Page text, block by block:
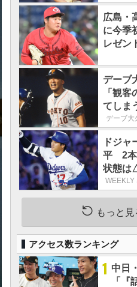
た」／
広島・
に今季
レゼン
た」
デーブ
「観客
てしま
に純粋
デーブ大
ドジャ
平 2本
状態は
感があ
針」
もっと見
アクセス数ランキング
1 中日
「『